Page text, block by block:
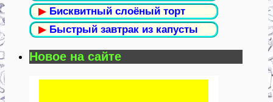
▶ Бисквитный слоёный торт
▶ Быстрый завтрак из капусты
Новое на сайте